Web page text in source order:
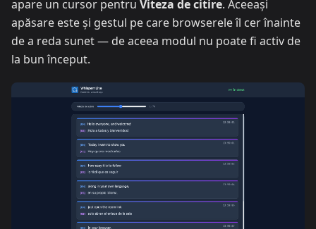
apare un cursor pentru Viteza de citire. Aceeași
apăsare este și gestul pe care browserele îl cer înainte
de a reda sunet — de aceea modul nu poate fi activ de
la bun început.